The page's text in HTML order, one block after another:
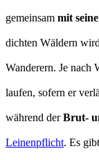
gemeinsam mit
dichten Wäldern
Wanderern. Je nach
laufen, sofern er
während derBrut-
Leinenpflicht. Es